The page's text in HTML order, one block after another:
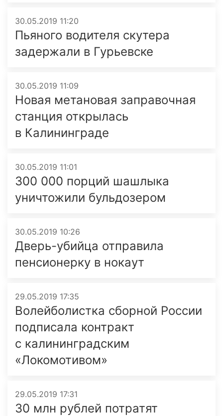
30.05.2019 11:20
Пьяного водителя скутера
задержали в Гурьевске
30.05.2019 11:09
Новая метановая заправочная
станция открылась
в Калининграде
30.05.2019 11:01
300 000 порций шашлыка
уничтожили бульдозером
30.05.2019 10:26
Дверь-убийца отправила
пенсионерку в нокаут
29.05.2019 17:35
Волейболистка сборной России
подписала контракт
с калининград­ским
«Локомотивом»
29.05.2019 17:31
30 млн рублей потратят